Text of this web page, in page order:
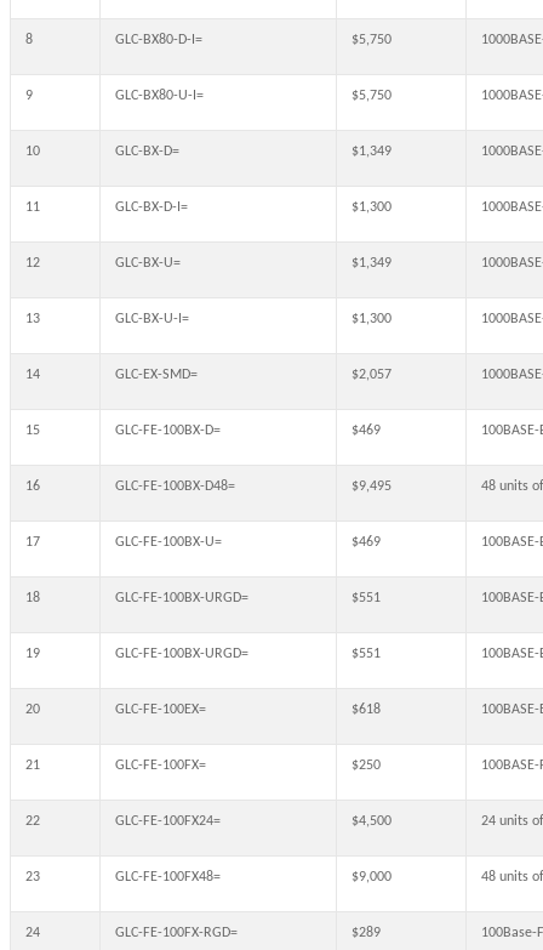
8 GLC-BX80-D-I= $5,750
9 GLC-BX80-U-I= $5,750
10 GLC-BX-D= $1,349
11 GLC-BX-D-I= $1,300
12 GLC-BX-U= $1,349
13 GLC-BX-U-I= $1,300
14 GLC-EX-SMD= $2,057
15 GLC-FE-100BX-D= $469 100BASE-
16 GLC-FE-100BX-D48= $9,495 48 units
17 GLC-FE-100BX-U= $469 100BASE-
18 GLC-FE-100BX-URGD= $551
19 GLC-FE-100BX-URGD= $551
20 GLC-FE-100EX= $618
21 GLC-FE-100FX= $250
22 GLC-FE-100FX24= $4,500 24 units of
23 GLC-FE-100FX48= $9,000 48 units of
24 GLC-FE-100FX-RGD= $289 100Base-